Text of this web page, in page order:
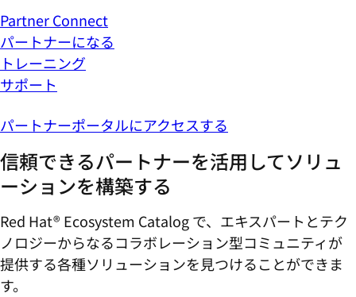
Partner Connect
パートナーになる
トレーニング
サポート
パートナーポータルにアクセスする
信頼できるパートナーを活用してソリュ
ーションを構築する
Red Hat® Ecosystem Catalog で、エキスパートとテク
ノロジーからなるコラボレーション型コミ​ュニティが
提供する各種ソリューションを見つけることができま
す。